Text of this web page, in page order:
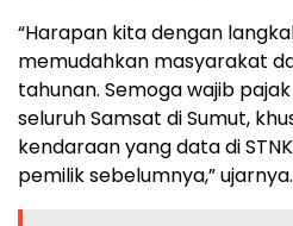
“Harapan kita dengan
memudahkan masyarakat
tahunan. Semoga wajib
seluruh Samsat di Sumut,
kendaraan yang data di
pemilik sebelumnya,” ujarnya.